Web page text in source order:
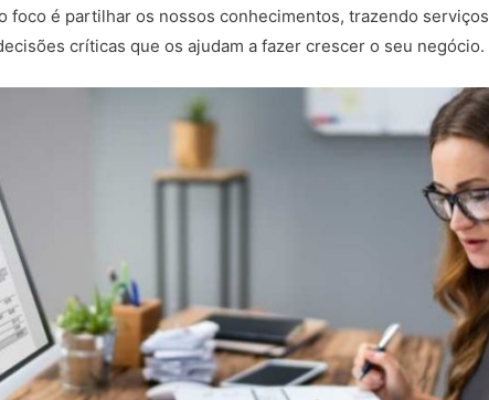
foco é partilhar os nossos conhecimentos, trazendo
críticas que os ajudam a fazer crescer o seu negócio.